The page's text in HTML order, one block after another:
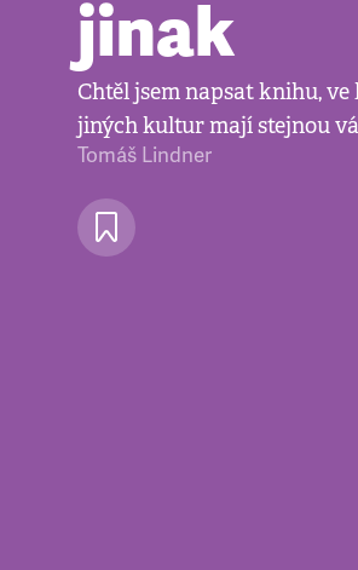
jinak
Chtěl jsem napsat knihu,
jiných kultur mají stejnou
Tomáš Lindner